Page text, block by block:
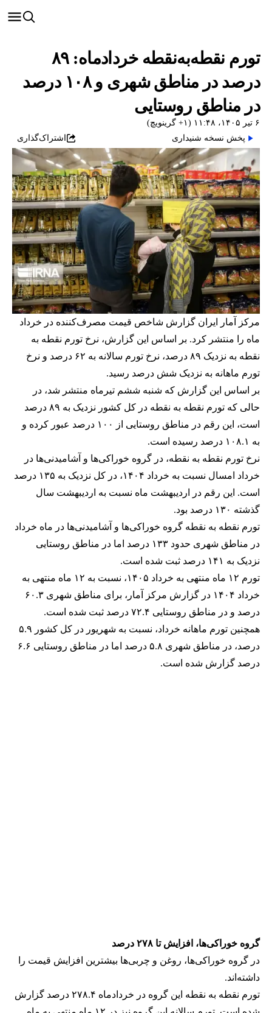
تورم نقطه‌به‌نقطه خردادماه: ۸۹
درصد در مناطق شهری و ۱۰۸ درصد
در مناطق روستایی
۶ تیر ۱۴۰۵، ۱۱:۴۸ (‎+۱ گرینویچ)
پخش نسخه شنیداری
اشتراک‌گذاری
مرکز آمار ایران گزارش شاخص قیمت مصرف‌کننده در خرداد
ماه را منتشر کرد. بر اساس این گزارش، نرخ تورم نقطه به
نقطه به نزدیک ۸۹ درصد، نرخ تورم سالانه به ۶۲ درصد و نرخ
تورم ماهانه به نزدیک شش درصد رسید.
بر اساس این گزارش که شنبه ششم تیر‌ماه منتشر شد، در
حالی‌ که تورم نقطه به نقطه در کل کشور نزدیک به ۸۹ درصد
است، این رقم در مناطق روستایی از ۱۰۰ درصد عبور کرده و
به ۱۰۸.۱ درصد رسیده است.
نرخ تورم نقطه به نقطه، در گروه خوراکی‌ها و آشامیدنی‌ها در
خرداد امسال نسبت به خرداد ۱۴۰۴، در کل نزدیک به ۱۳۵ درصد
است. این رقم در اردیبهشت ماه نسبت به اردیبهشت سال
گذشته ۱۳۰ درصد بود.
تورم نقطه به نقطه گروه خوراکی‌ها و آشامیدنی‌ها در ماه خرداد
در مناطق شهری حدود ۱۳۳ درصد اما در مناطق روستایی
نزدیک به ۱۴۱ درصد ثبت شده است.
تورم ۱۲ ماه منتهی به خرداد ۱۴۰۵، نسبت به‌ ۱۲ ماه منتهی به
خرداد ۱۴۰۴ در گزارش مرکز آمار، برای مناطق شهری ۶۰.۳
درصد و در مناطق روستایی ۷۲.۴ درصد ثبت شده است.
همچنین تورم ماهانه خرداد، نسبت به شهریور در کل کشور ۵.۹
درصد، در مناطق شهری ۵.۸ درصد اما در مناطق روستایی ۶.۶
درصد گزارش شده است.
گروه خوراکی‌ها، افزایش تا ۲۷۸ درصد
در گروه خوراکی‌ها، روغن و چربی‌ها بیشترین افزایش قیمت را
داشته‌اند.
تورم نقطه به نقطه این گروه در خردادماه ۲۷۸.۴ درصد گزارش